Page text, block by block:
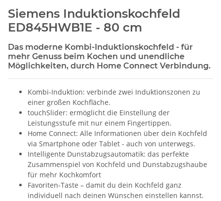
Siemens Induktionskochfeld
ED845HWB1E - 80 cm
Das moderne Kombi-Induktionskochfeld - für
mehr Genuss beim Kochen und unendliche
Möglichkeiten, durch Home Connect Verbindung.
Kombi-Induktion: verbinde zwei Induktionszonen zu
einer großen Kochfläche.
touchSlider: ermöglicht die Einstellung der
Leistungsstufe mit nur einem Fingertippen.
Home Connect: Alle Informationen über dein Kochfeld
via Smartphone oder Tablet - auch von unterwegs.
Intelligente Dunstabzugsautomatik: das perfekte
Zusammenspiel von Kochfeld und Dunstabzugshaube
für mehr Kochkomfort
Favoriten-Taste – damit du dein Kochfeld ganz
individuell nach deinen Wünschen einstellen kannst.